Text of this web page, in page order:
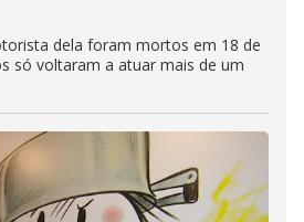
dela foram mortos em 18 de
só voltaram a atuar mais de um